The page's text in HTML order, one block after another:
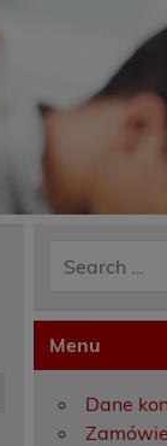
Menu
Dane